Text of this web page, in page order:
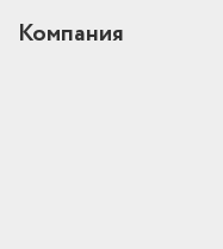
Компания